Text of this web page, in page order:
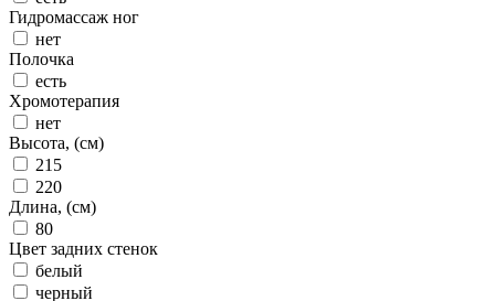
Гидромассаж ног
нет
Полочка
есть
Хромотерапия
нет
Высота, (см)
215
220
Длина, (см)
80
Цвет задних стенок
белый
черный